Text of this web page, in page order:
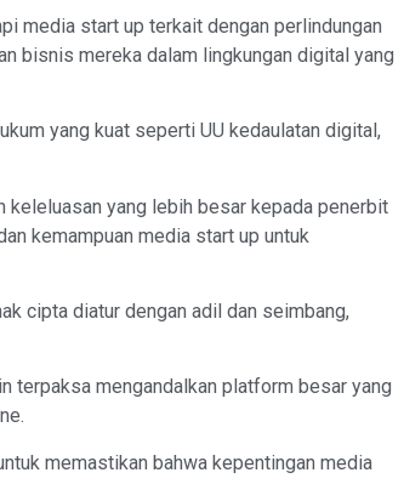
media start up terkait dengan perlindungan
bisnis mereka dalam lingkungan digital yang
yang kuat seperti UU kedaulatan digital,
yang lebih besar kepada penerbit
kemampuan media start up untuk
cipta diatur dengan adil dan seimbang,
terpaksa mengandalkan platform besar yang
memastikan bahwa kepentingan media